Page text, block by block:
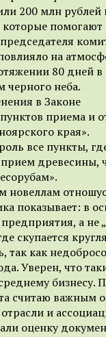
200 млн рублей
помогают
на
80 дней в
черного неба.
в Законе
приема и
края».
все пункты,
древесины,
новеллам
показывает: в
а не
скупается
так как
Уверен, что
бизнесу.
считаю важным
и
оценку